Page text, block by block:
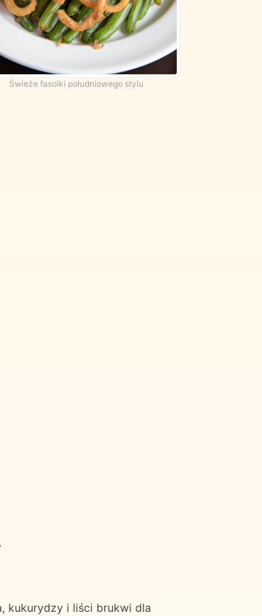
Świeże fasolki południowego stylu
kukurydzy i liści brukwi dla